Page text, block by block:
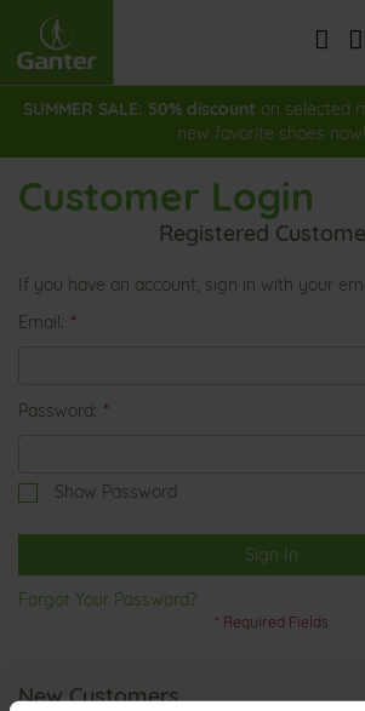
Content
SUMMER SALE: 50% discount on selected
new favorite shoes now!
Customer Login
Registered
If you have an account, sign in with your
Email
Password
Show Password
Sign In
Forgot Your Password?
New Customers